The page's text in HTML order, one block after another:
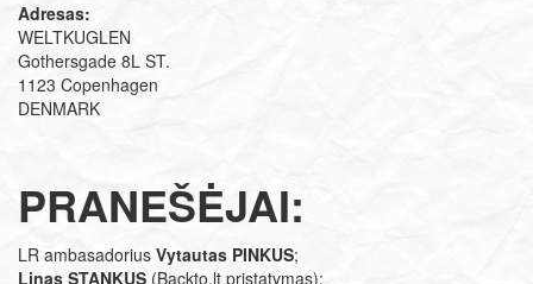
Adresas:
WELTKUGLEN
Gothersgade 8L ST.
1123 Copenhagen
DENMARK
PRANEŠĖJAI:
LR ambasadorius Vytautas PINKUS;
Linas STANKUS (Backto.lt pristatymas);